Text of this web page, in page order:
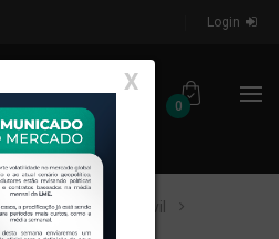
Login
0
X
Construção Civil
0,267kg/m